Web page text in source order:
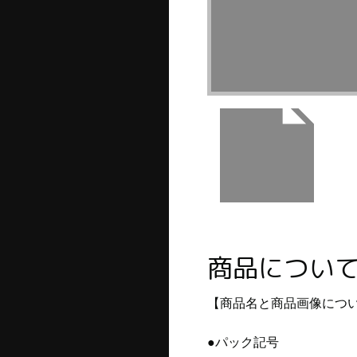
商品について
【商品名と商品画像につ
●パック記号